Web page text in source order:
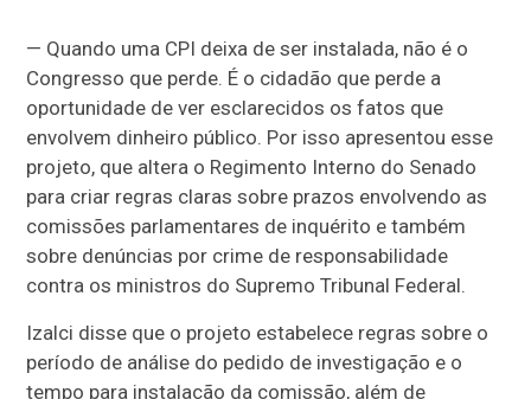
— Quando uma CPI deixa de ser instalada, não é o
Congresso que perde. É o cidadão que perde a
oportunidade de ver esclarecidos os fatos que
envolvem dinheiro público. Por isso apresentou esse
projeto, que altera o Regimento Interno do Senado
para criar regras claras sobre prazos envolvendo as
comissões parlamentares de inquérito e também
sobre denúncias por crime de responsabilidade
contra os ministros do Supremo Tribunal Federal.
Izalci disse que o projeto estabelece regras sobre o
período de análise do pedido de investigação e o
tempo para instalação da comissão, além de